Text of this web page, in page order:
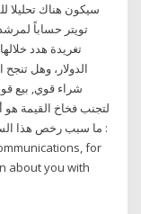
سيكون هناك
تويتر حساباً
تغريدة هدد
الدولار، وهل
لتجنب فخاخ القيمة
: ما سبب رخص هذا
for
about you with